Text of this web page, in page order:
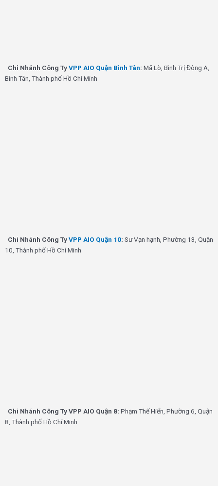
Chi Nhánh Công TyVPP AIO Quận Bình Tân: Mã Lò, Bình Trị Đông A,
Bình Tân, Thành phố Hồ Chí Minh
Chi Nhánh Công TyVPP AIO Quận 10: Sư Vạn hạnh, Phường 13, Quận
10, Thành phố Hồ Chí Minh
Chi Nhánh Công Ty VPP AIO Quận 8: Phạm Thế Hiển, Phường 6, Quận
8, Thành phố Hồ Chí Minh